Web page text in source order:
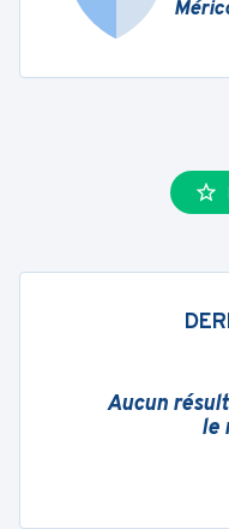
Aucun
le